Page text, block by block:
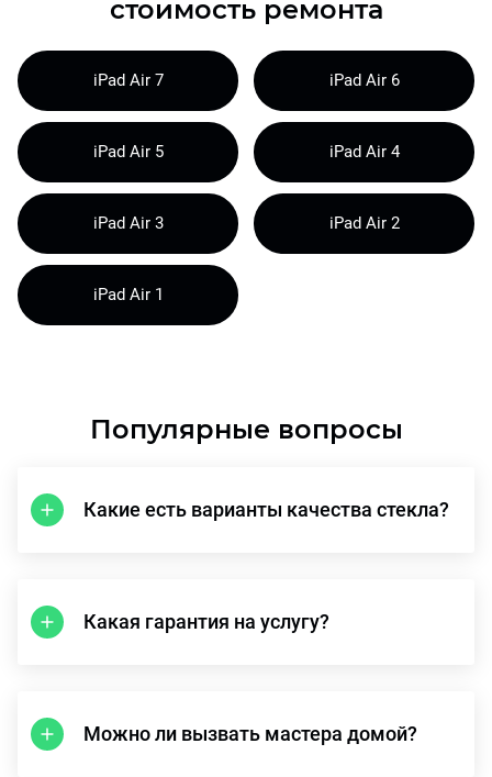
стоимость ремонта
iPad Air 7 iPad Air 6
iPad Air 5 iPad Air 4
iPad Air 3 iPad Air 2
iPad Air 1
Популярные вопросы
Какие есть варианты качества стекла?
Какая гарантия на услугу?
Можно ли вызвать мастера домой?